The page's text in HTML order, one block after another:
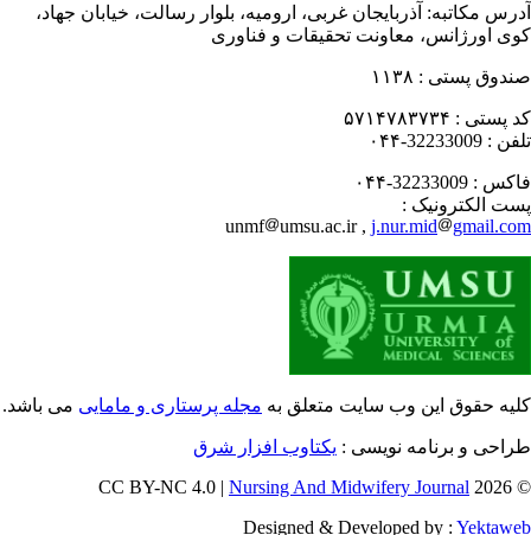
مکاتبه:آذربایجان غربی، ارومیه، بلوار رسالت، خیابان جهاد،
اورژانس، معاونت تحقیقات و فناوری
پستی : ۱۱۳۸
پستی : ۵۷۱۴۷۸۳۷۳۴
: 32233009-۰۴۴
: 32233009-۰۴۴
الکترونیک :
unmf
umsu.ac.ir ,j.nur.mid
حقوق این وب سایت متعلق بهمجله پرستاری و ماماییمی باشد.
و برنامه نویسی : یکتاوب افزار شرق
©
Nursing And Midwifery Journal
Designed & Developed by :